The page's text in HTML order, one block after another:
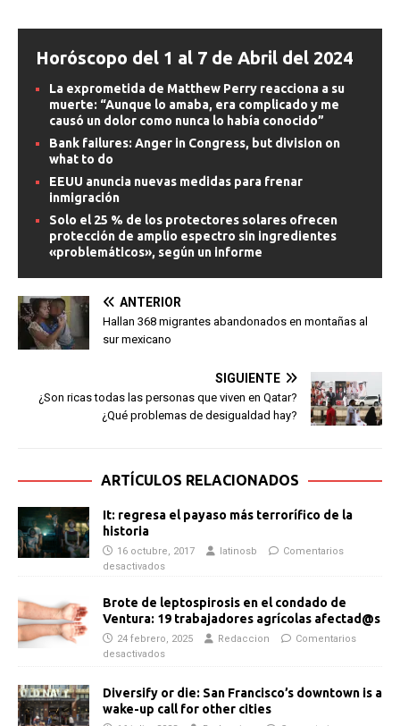
Horóscopo del 1 al 7 de Abril del 2024
La exprometida de Matthew Perry reacciona a su
muerte: “Aunque lo amaba, era complicado y me
causó un dolor como nunca lo había conocido”
Bank failures: Anger in Congress, but division on
what to do
EEUU anuncia nuevas medidas para frenar
inmigración
Solo el 25 % de los protectores solares ofrecen
protección de amplio espectro sin ingredientes
«problemáticos», según un informe
ANTERIOR
Hallan 368 migrantes abandonados en montañas al
sur mexicano
SIGUIENTE
¿Son ricas todas las personas que viven en Qatar?
¿Qué problemas de desigualdad hay?
ARTÍCULOS RELACIONADOS
It: regresa el payaso más terrorífico de la
historia
16 octubre, 2017 latinosb
Comentarios
desactivados
Brote de leptospirosis en el condado de
Ventura: 19 trabajadores agrícolas afectad@s
24 febrero, 2025 Redaccion
Comentarios
desactivados
Diversify or die: San Francisco’s downtown is a
wake-up call for other cities